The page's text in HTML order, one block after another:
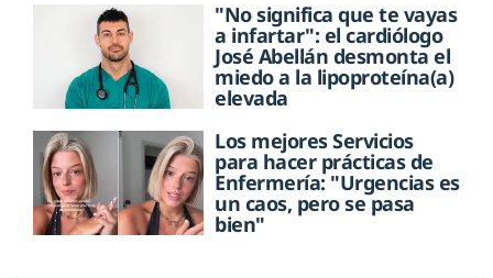
"No significa que te vayas
a infartar": el cardiólogo
José Abellán desmonta el
miedo a la lipoproteína(a)
elevada
Los mejores Servicios
para hacer prácticas de
Enfermería: "Urgencias es
un caos, pero se pasa
bien"